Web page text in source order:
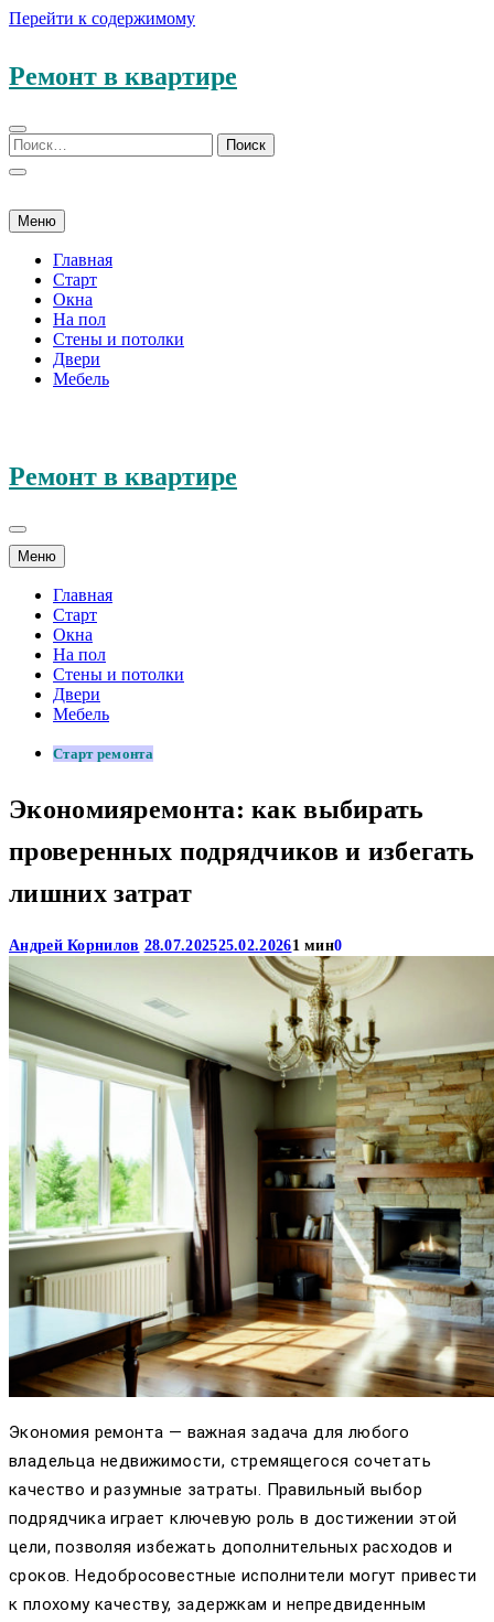
Перейти к содержимому
Ремонт в квартире
Меню
Главная
Старт
Окна
На пол
Стены и потолки
Двери
Мебель
Ремонт в квартире
Меню
Главная
Старт
Окна
На пол
Стены и потолки
Двери
Мебель
Старт ремонта
Экономияремонта: как выбирать
проверенных подрядчиков и избегать
лишних затрат
Андрей Корнилов 28.07.202525.02.20261 мин0
Экономия ремонта — важная задача для любого
владельца недвижимости, стремящегося сочетать
качество и разумные затраты. Правильный выбор
подрядчика играет ключевую роль в достижении этой
цели, позволяя избежать дополнительных расходов и
сроков. Недобросовестные исполнители могут привести
к плохому качеству, задержкам и непредвиденным